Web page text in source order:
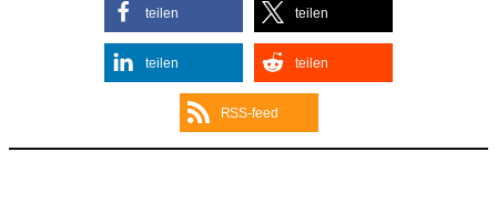
teilen teilen
teilen teilen
RSS-feed